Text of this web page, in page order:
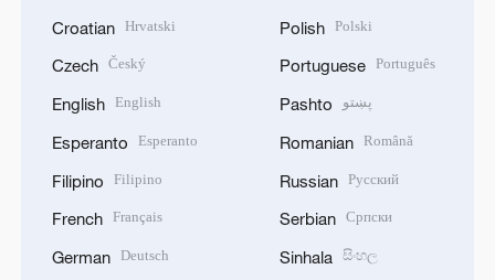
Croatian Hrvatski
Czech Český
English English
Esperanto Esperanto
Filipino Filipino
French Français
German Deutsch
Polish Polski
Portuguese Português
Pashto پښتو
Romanian Română
Russian Русский
Serbian Српски
Sinhala සිංහල